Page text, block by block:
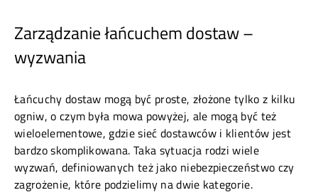
Zarządzanie łańcuchem dostaw –
wyzwania
Łańcuchy dostaw mogą być proste, złożone tylko z kilku
ogniw, o czym była mowa powyżej, ale mogą być też
wieloelementowe, gdzie sieć dostawców i klientów jest
bardzo skomplikowana. Taka sytuacja rodzi wiele
wyzwań, definiowanych też jako niebezpieczeństwo czy
zagrożenie, które podzielimy na dwie kategorie.